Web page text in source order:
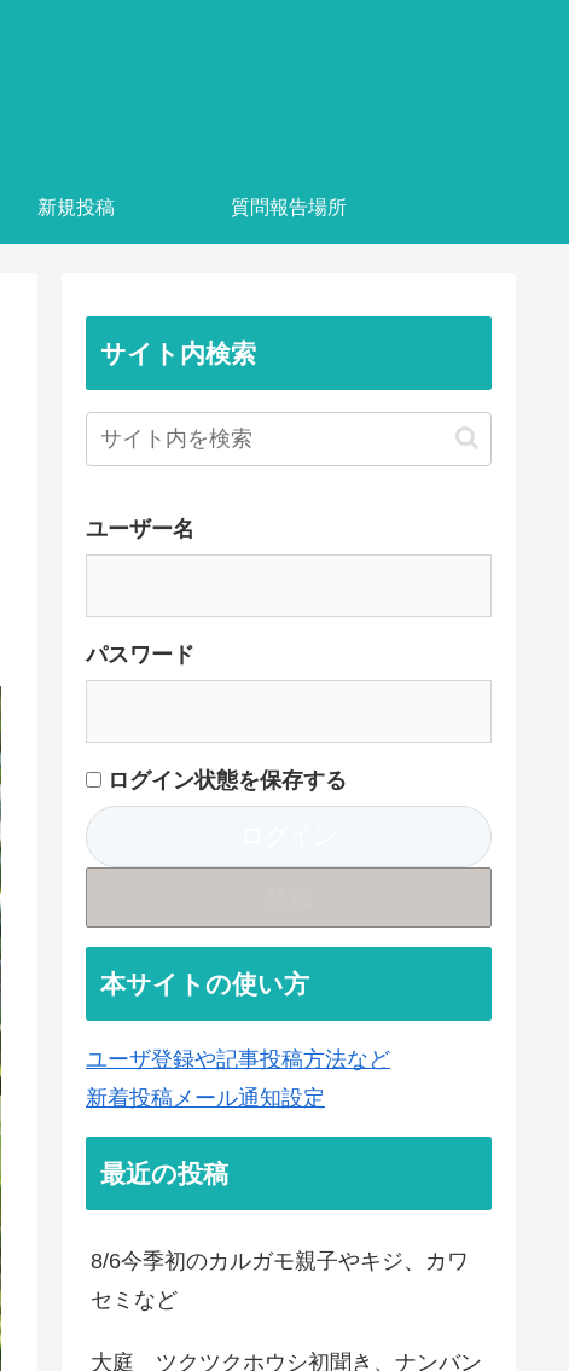
新規投稿 質問報告場所
サイト内検索
ユーザー名
パスワード
ログイン状態を保存する
本サイトの使い方
ユーザ登録や記事投稿方法など
新着投稿メール通知設定
最近の投稿
8/6今季初のカルガモ親子やキジ、カワ
セミなど
大庭 ツクツクホウシ初聞き、ナンバン